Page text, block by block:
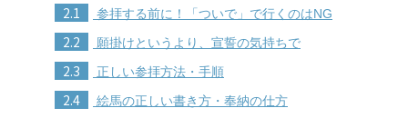
2.1 参拝する前に！「ついで」で行くのはNG
2.2 願掛けというより、宣誓の気持ちで
2.3 正しい参拝方法・手順
2.4 絵馬の正しい書き方・奉納の仕方